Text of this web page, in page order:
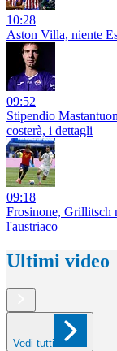
10:28
Aston Villa, niente
09:52
Stipendio
costerà, i dettagli
09:18
Frosinone, Grillitsch
l'austriaco
Ultimi video
Vedi tutti